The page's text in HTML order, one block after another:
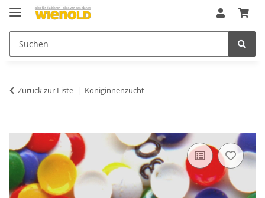
Zurück zur Liste Königinnenzucht